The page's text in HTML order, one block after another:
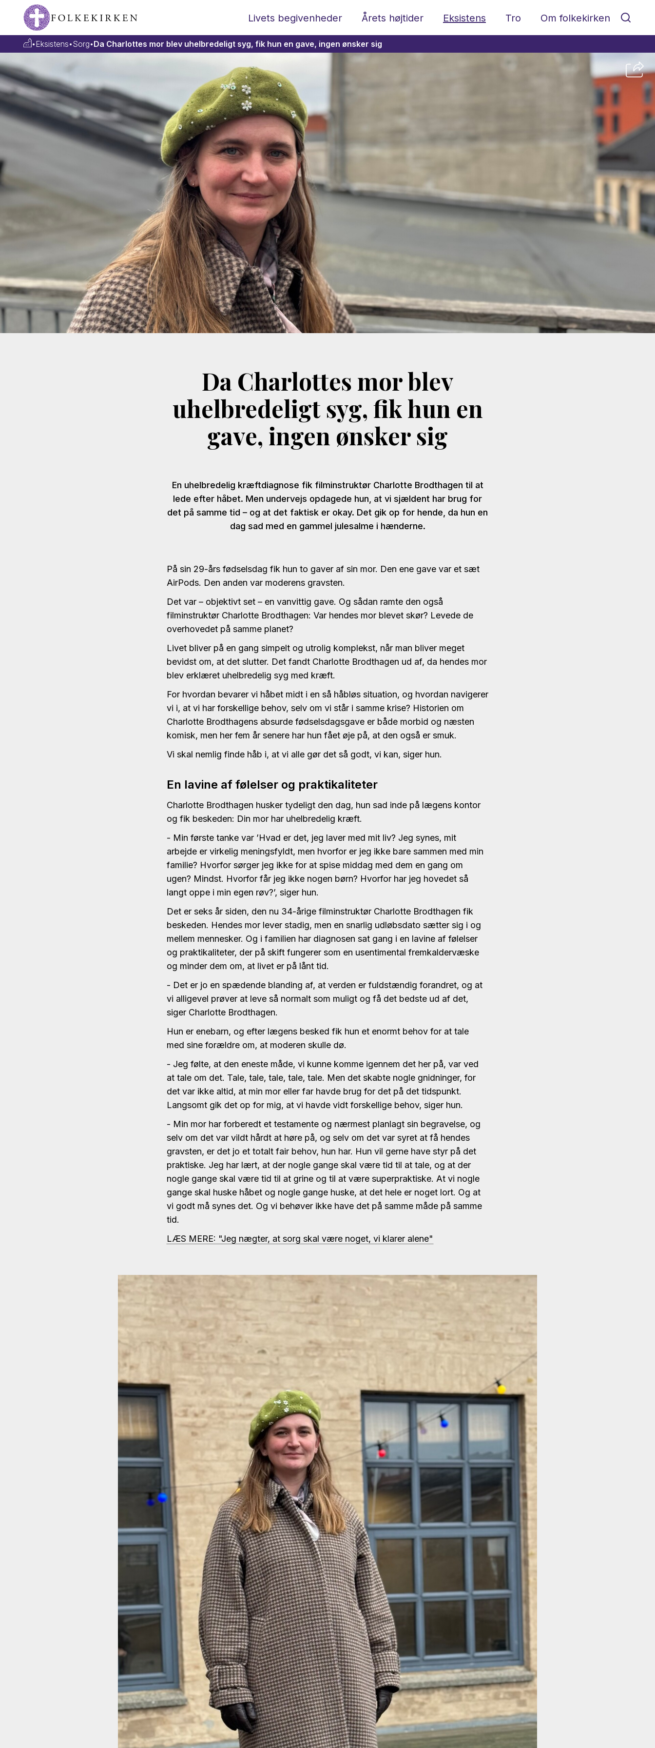
Livets begivenheder Årets højtider Eksistens Tro Om folkekirken
•Eksistens•Sorg•Da Charlottes mor blev uhelbredeligt syg, fik hun en gave, ingen ønsker sig
Da Charlottes mor blev
uhelbredeligt syg, fik hun en
gave, ingen ønsker sig
En uhelbredelig kræftdiagnose fik filminstruktør Charlotte Brodthagen til at
lede efter håbet. Men undervejs opdagede hun, at vi sjældent har brug for
det på samme tid – og at det faktisk er okay. Det gik op for hende, da hun en
dag sad med en gammel julesalme i hænderne.
På sin 29-års fødselsdag fik hun to gaver af sin mor. Den ene gave var et sæt
AirPods. Den anden var moderens gravsten.
Det var – objektivt set – en vanvittig gave. Og sådan ramte den også
filminstruktør Charlotte Brodthagen: Var hendes mor blevet skør? Levede de
overhovedet på samme planet?
Livet bliver på en gang simpelt og utrolig komplekst, når man bliver meget
bevidst om, at det slutter. Det fandt Charlotte Brodthagen ud af, da hendes mor
blev erklæret uhelbredelig syg med kræft.
For hvordan bevarer vi håbet midt i en så håbløs situation, og hvordan navigerer
vi i, at vi har forskellige behov, selv om vi står i samme krise? Historien om
Charlotte Brodthagens absurde fødselsdagsgave er både morbid og næsten
komisk, men her fem år senere har hun fået øje på, at den også er smuk.
Vi skal nemlig finde håb i, at vi alle gør det så godt, vi kan, siger hun.
En lavine af følelser og praktikaliteter
Charlotte Brodthagen husker tydeligt den dag, hun sad inde på lægens kontor
og fik beskeden: Din mor har uhelbredelig kræft.
- Min første tanke var ’Hvad er det, jeg laver med mit liv? Jeg synes, mit
arbejde er virkelig meningsfyldt, men hvorfor er jeg ikke bare sammen med min
familie? Hvorfor sørger jeg ikke for at spise middag med dem en gang om
ugen? Mindst. Hvorfor får jeg ikke nogen børn? Hvorfor har jeg hovedet så
langt oppe i min egen røv?’, siger hun.
Det er seks år siden, den nu 34-årige filminstruktør Charlotte Brodthagen fik
beskeden. Hendes mor lever stadig, men en snarlig udløbsdato sætter sig i og
mellem mennesker. Og i familien har diagnosen sat gang i en lavine af følelser
og praktikaliteter, der på skift fungerer som en usentimental fremkaldervæske
og minder dem om, at livet er på lånt tid.
- Det er jo en spædende blanding af, at verden er fuldstændig forandret, og at
vi alligevel prøver at leve så normalt som muligt og få det bedste ud af det,
siger Charlotte Brodthagen.
Hun er enebarn, og efter lægens besked fik hun et enormt behov for at tale
med sine forældre om, at moderen skulle dø.
- Jeg følte, at den eneste måde, vi kunne komme igennem det her på, var ved
at tale om det. Tale, tale, tale, tale, tale. Men det skabte nogle gnidninger, for
det var ikke altid, at min mor eller far havde brug for det på det tidspunkt.
Langsomt gik det op for mig, at vi havde vidt forskellige behov, siger hun.
- Min mor har forberedt et testamente og nærmest planlagt sin begravelse, og
selv om det var vildt hårdt at høre på, og selv om det var syret at få hendes
gravsten, er det jo et totalt fair behov, hun har. Hun vil gerne have styr på det
praktiske. Jeg har lært, at der nogle gange skal være tid til at tale, og at der
nogle gange skal være tid til at grine og til at være superpraktiske. At vi nogle
gange skal huske håbet og nogle gange huske, at det hele er noget lort. Og at
vi godt må synes det. Og vi behøver ikke have det på samme måde på samme
tid.
LÆS MERE: "Jeg nægter, at sorg skal være noget, vi klarer alene"